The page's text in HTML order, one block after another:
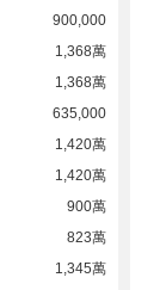
900,000
1,368萬
1,368萬
635,000
1,420萬
1,420萬
900萬
823萬
1,345萬